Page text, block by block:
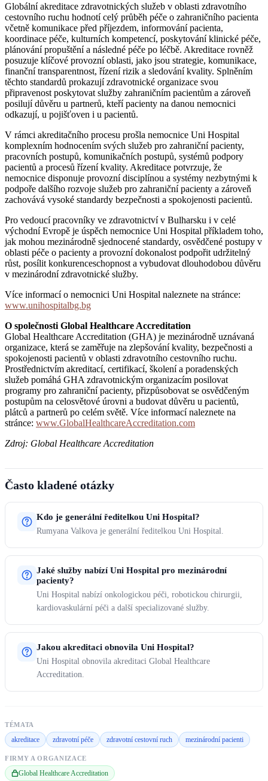
Globální akreditace zdravotnických služeb v oblasti zdravotního
cestovního ruchu hodnotí celý průběh péče o zahraničního pacienta
včetně komunikace před příjezdem, informování pacienta,
koordinace péče, kulturních kompetencí, poskytování klinické péče,
plánování propuštění a následné péče po léčbě. Akreditace rovněž
posuzuje klíčové provozní oblasti, jako jsou strategie, komunikace,
finanční transparentnost, řízení rizik a sledování kvality. Splněním
těchto standardů prokazují zdravotnické organizace svou
připravenost poskytovat služby zahraničním pacientům a zároveň
posilují důvěru u partnerů, kteří pacienty na danou nemocnici
odkazují, u pojišťoven i u pacientů.
V rámci akreditačního procesu prošla nemocnice Uni Hospital
komplexním hodnocením svých služeb pro zahraniční pacienty,
pracovních postupů, komunikačních postupů, systémů podpory
pacientů a procesů řízení kvality. Akreditace potvrzuje, že
nemocnice disponuje provozní disciplínou a systémy nezbytnými k
podpoře dalšího rozvoje služeb pro zahraniční pacienty a zároveň
zachovává vysoké standardy bezpečnosti a spokojenosti pacientů.
Pro vedoucí pracovníky ve zdravotnictví v Bulharsku i v celé
východní Evropě je úspěch nemocnice Uni Hospital příkladem toho,
jak mohou mezinárodně sjednocené standardy, osvědčené postupy v
oblasti péče o pacienty a provozní dokonalost podpořit udržitelný
růst, posílit konkurenceschopnost a vybudovat dlouhodobou důvěru
v mezinárodní zdravotnické služby.
Více informací o nemocnici Uni Hospital naleznete na stránce:
www.unihospitalbg.bg
O společnosti Global Healthcare Accreditation
Global Healthcare Accreditation (GHA) je mezinárodně uznávaná
organizace, která se zaměřuje na zlepšování kvality, bezpečnosti a
spokojenosti pacientů v oblasti zdravotního cestovního ruchu.
Prostřednictvím akreditací, certifikací, školení a poradenských
služeb pomáhá GHA zdravotnickým organizacím posilovat
programy pro zahraniční pacienty, přizpůsobovat se osvědčeným
postupům na celosvětové úrovni a budovat důvěru u pacientů,
plátců a partnerů po celém světě. Více informací naleznete na
stránce: www.GlobalHealthcareAccreditation.com
Zdroj: Global Healthcare Accreditation
Často kladené otázky
Kdo je generální ředitelkou Uni Hospital?
Rumyana Valkova je generální ředitelkou Uni Hospital.
Jaké služby nabízí Uni Hospital pro mezinárodní
pacienty?
Uni Hospital nabízí onkologickou péči, robotickou chirurgii,
kardiovaskulární péči a další specializované služby.
Jakou akreditaci obnovila Uni Hospital?
Uni Hospital obnovila akreditaci Global Healthcare
Accreditation.
TÉMATA
akreditace zdravotní péče zdravotní cestovní ruch mezinárodní pacienti
FIRMY A ORGANIZACE
Global Healthcare Accreditation